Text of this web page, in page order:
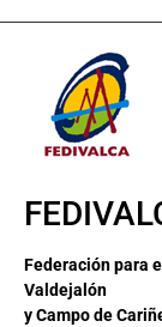
Federación para
Valdejalón
y Campo de